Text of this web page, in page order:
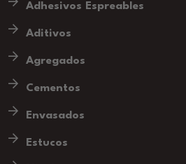
Adhesivos Espreables
Aditivos
Agregados
Cementos
Envasados
Estucos